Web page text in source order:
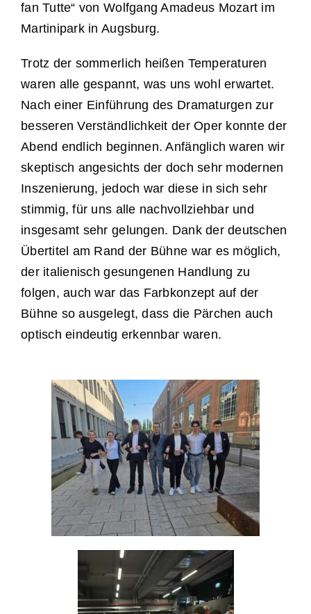
fan Tutte“ von Wolfgang Amadeus Mozart im
Martinipark in Augsburg.
Trotz der sommerlich heißen Temperaturen
waren alle gespannt, was uns wohl erwartet.
Nach einer Einführung des Dramaturgen zur
besseren Verständlichkeit der Oper konnte der
Abend endlich beginnen. Anfänglich waren wir
skeptisch angesichts der doch sehr modernen
Inszenierung, jedoch war diese in sich sehr
stimmig, für uns alle nachvollziehbar und
insgesamt sehr gelungen. Dank der deutschen
Übertitel am Rand der Bühne war es möglich,
der italienisch gesungenen Handlung zu
folgen, auch war das Farbkonzept auf der
Bühne so ausgelegt, dass die Pärchen auch
optisch eindeutig erkennbar waren.